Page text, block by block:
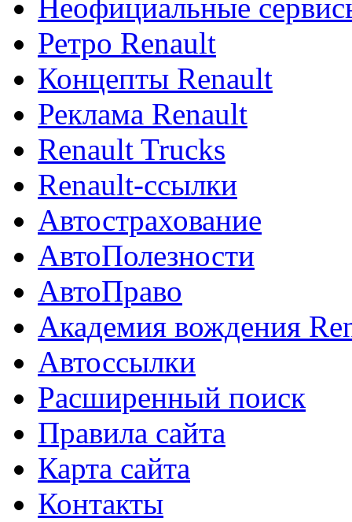
Неофициальные
Ретро Renault
Концепты Renault
Реклама Renault
Renault Trucks
Renault-ссылки
Автострахование
АвтоПолезности
АвтоПраво
Академия вождения
Автоссылки
Расширенный поиск
Правила сайта
Карта сайта
Контакты